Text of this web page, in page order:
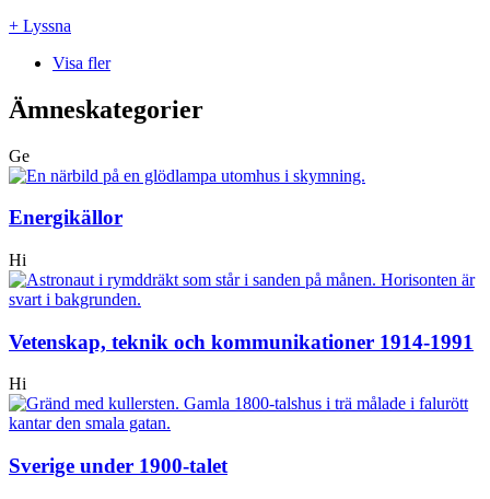
+ Lyssna
Visa fler
Ämneskategorier
Ge
Energikällor
Hi
Vetenskap, teknik och kommunikationer 1914-1991
Hi
Sverige under 1900-talet